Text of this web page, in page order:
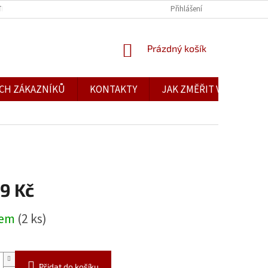
PODMÍNKY OCHRANY OSOBNÍCH ÚDAJŮ
Přihlášení
NÁKUPNÍ
Prázdný košík
ZÁKAZNÍKŮ KONTAKTY JAK ZMĚŘIT VELIKOST
Kč
(2 ks)